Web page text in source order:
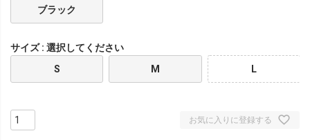
ブラック
サイズ
選択してください
S
M L
お気に入りに登録する